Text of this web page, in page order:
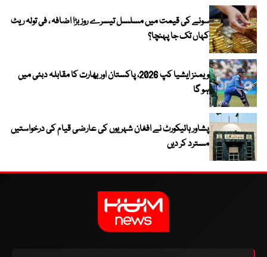
سونے کی قیمت میں مسلسل تیسرے روز بڑا اضافہ ، فی تولہ ریٹ
کہاں تک جا پہنچا؟
ویمنز ایشیا کپ 2026، پاکستان اور بھارت کا مقابلہ دبئی میں
ہو گا
پشاور ہائیکورٹ نے افغان شہریوں کی عارضی قیام کی درخواستیں
مسترد کر دیں